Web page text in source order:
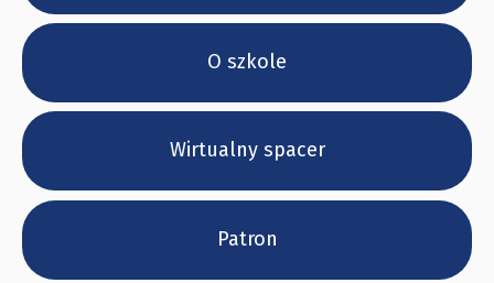
O szkole
Wirtualny spacer
Patron